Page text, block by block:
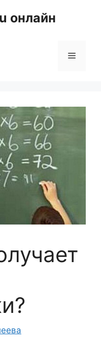
онлайн
Меню